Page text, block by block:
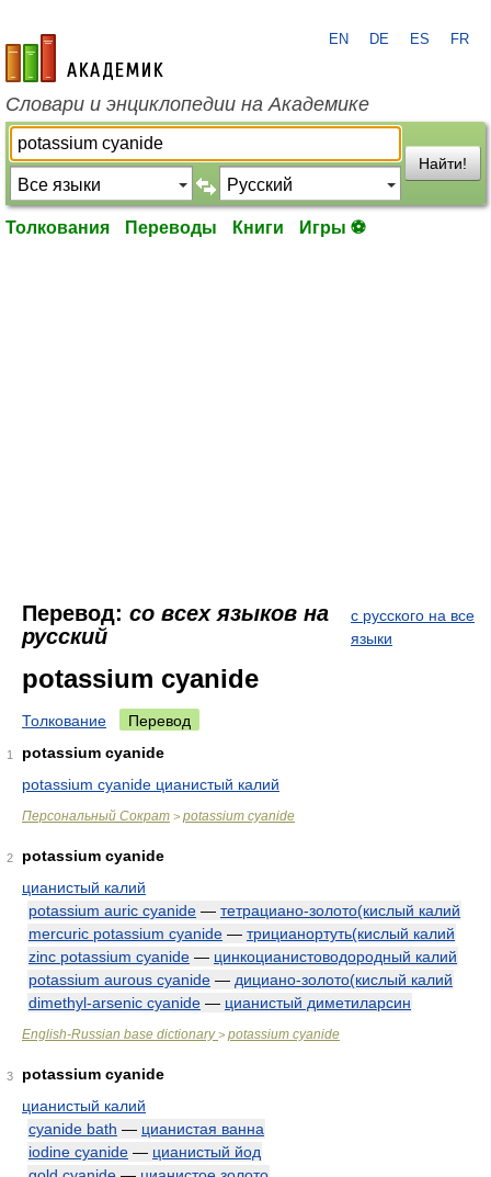
academic.ru
EN DE ES FR
Словари и энциклопедии на Академике
Найти!
Толкования Переводы Книги Игры ⚽
Перевод: со всех языков на
русский
с русского на все
языки
potassium cyanide
Толкование Перевод
1
potassium cyanide
potassium cyanide цианистый калий
Персональный Сократ > potassium cyanide
2
potassium cyanide
цианистый калий
potassium auric cyanide — тетрациано-золото(кислый калий
mercuric potassium cyanide — трицианортуть(кислый калий
zinc potassium cyanide — цинкоцианистоводородный калий
potassium aurous cyanide — дициано-золото(кислый калий
dimethyl-arsenic cyanide — цианистый диметиларсин
English-Russian base dictionary> potassium cyanide
3
potassium cyanide
цианистый калий
cyanide bath — цианистая ванна
iodine cyanide — цианистый йод